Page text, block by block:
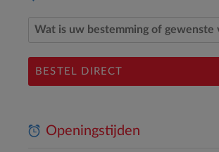
BESTEL DIRECT
Openingstijden